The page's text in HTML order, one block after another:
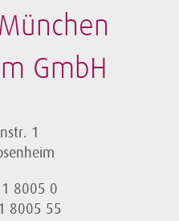
GmbH
1
8005 0
8005 55